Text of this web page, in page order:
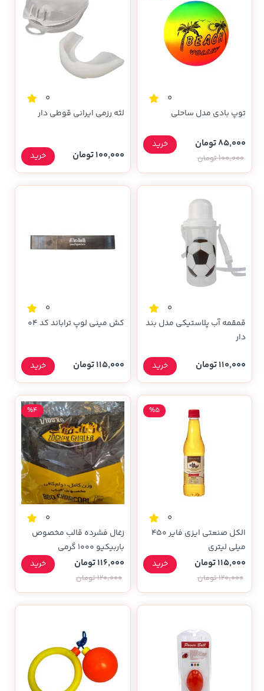
0
توپ بادی مدل ساحلی
85,000 تومان
100,000 تومان
خرید
0
لثه رزمی ایرانی قوطی دار
100,000 تومان خرید
0
قمقمه آب پلاستیکی مدل بند
دار
110,000 تومان خرید
0
کش مینی لوپ تراباند کد 04
115,000 تومان خرید
0
الکل صنعتی ایزی فایر 450
میلی لیتری
%5
115,000 تومان
120,000 تومان
خرید
0
زغال فشرده قالب مخصوص
باربیکیو 1000 گرمی
%4
116,000 تومان
120,000 تومان
خرید